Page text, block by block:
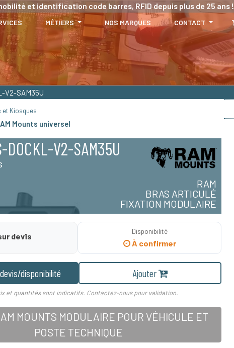
et identification code barres, RFID depuis plus de 25 ans !
MÉTIERS NOS MARQUES CONTACT
V2-SAM35U
et Kiosques
Mounts universel
DOCKL-V2-SAM35U
RAM
BRAS ARTICULÉ
FIXATION MODULAIRE
devis
Disponibilité
À confirmer
disponibilité Ajouter
et quantités sont indicatifs. Contactez-nous pour validation.
MOUNTS MODULAIRE POUR VÉHICULE ET
POSTE TECHNIQUE